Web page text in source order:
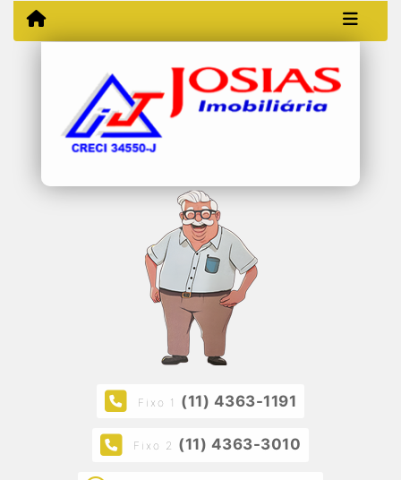
Fixo 1 (11) 4363-1191
Fixo 2 (11) 4363-3010